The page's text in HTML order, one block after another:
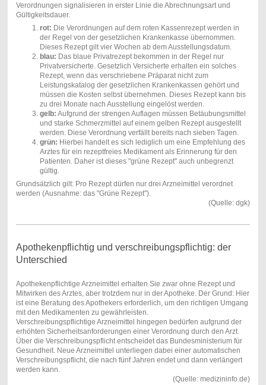
Verordnungen signalisieren in erster Linie die Abrechnungsart und
Gültigkeitsdauer.
rot: Die Verordnungen auf dem roten Kassenrezept werden in
der Regel von der gesetzlichen Krankenkasse übernommen.
Dieses Rezept gilt vier Wochen ab dem Ausstellungsdatum.
blau: Das blaue Privatrezept bekommen in der Regel nur
Privatversicherte. Gesetzlich Versicherte erhalten ein solches
Rezept, wenn das verschriebene Präparat nicht zum
Leistungskatalog der gesetzlichen Krankenkassen gehört und
müssen die Kosten selbst übernehmen. Dieses Rezept kann bis
zu drei Monate nach Ausstellung eingelöst werden.
gelb: Aufgrund der strengen Auflagen müssen Betäubungsmittel
und starke Schmerzmittel auf einem gelben Rezept ausgestellt
werden. Diese Verordnung verfällt bereits nach sieben Tagen.
grün: Hierbei handelt es sich lediglich um eine Empfehlung des
Arztes für ein rezeptfreies Medikament als Erinnerung für den
Patienten. Daher ist dieses "grüne Rezept" auch unbegrenzt
gültig.
Grundsätzlich gilt: Pro Rezept dürfen nur drei Arzneimittel verordnet
werden (Ausnahme: das "Grüne Rezept").
(Quelle: dgk)
Apothekenpflichtig und verschreibungspflichtig: der
Unterschied
Apothekenpflichtige Arzneimittel erhalten Sie zwar ohne Rezept und
Mitwirken des Arztes, aber trotzdem nur in der Apotheke. Der Grund: Hier
ist eine Beratung des Apothekers erforderlich, um den richtigen Umgang
mit den Medikamenten zu gewährleisten.
Verschreibungspflichtige Arzneimittel hingegen bedürfen aufgrund der
erhöhten Sicherheitsanforderungen einer Verordnung durch den Arzt.
Über die Verschreibungspflicht entscheidet das Bundesministerium für
Gesundheit. Neue Arzneimittel unterliegen dabei einer automatischen
Verschreibungspflicht, die nach fünf Jahren endet und dann verlängert
werden kann.
(Quelle: medizininfo.de)